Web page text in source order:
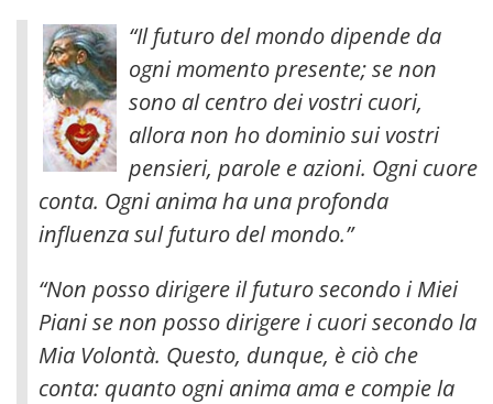
“Il futuro del mondo dipende da
ogni momento presente; se non
sono al centro dei vostri cuori,
allora non ho dominio sui vostri
pensieri, parole e azioni. Ogni cuore
conta. Ogni anima ha una profonda
influenza sul futuro del mondo.”
“Non posso dirigere il futuro secondo i Miei
Piani se non posso dirigere i cuori secondo la
Mia Volontà. Questo, dunque, è ciò che
conta: quanto ogni anima ama e compie la